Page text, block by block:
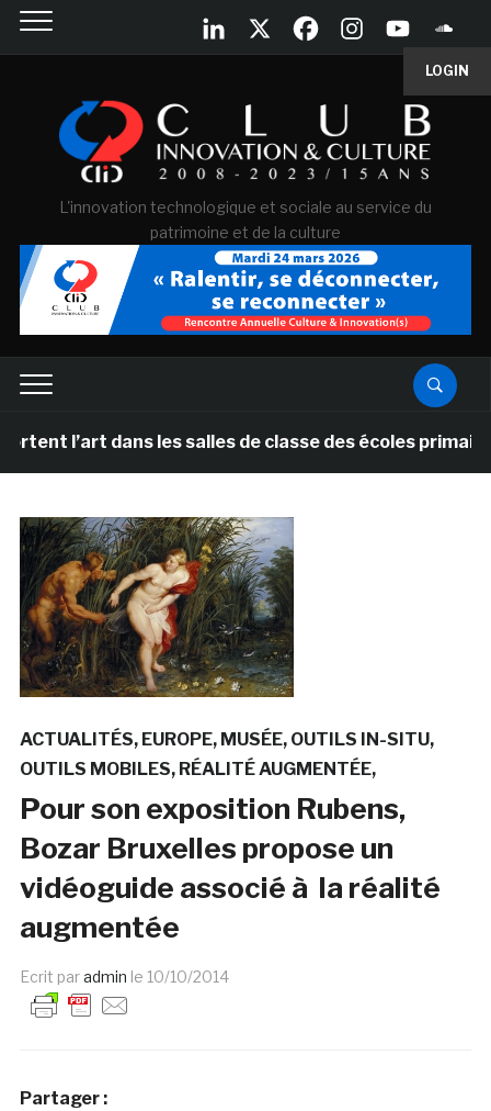
LOGIN
L'innovation technologique et sociale au service du
patrimoine et de la culture
dans les salles de classe des écoles primaires des
ACTUALITÉS EUROPE MUSÉE OUTILS IN-SITU
OUTILS MOBILES RÉALITÉ AUGMENTÉE
Pour son exposition Rubens,
Bozar Bruxelles propose un
vidéoguide associé à la réalité
augmentée
Ecrit paradmin le 10/10/2014
Partager :